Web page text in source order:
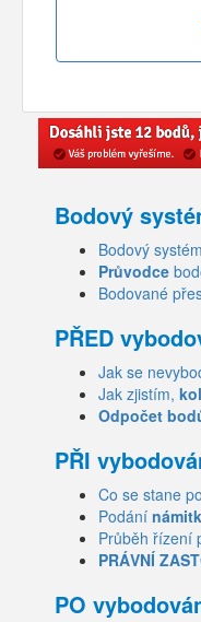
Bodový
Bodový
Průvodce
Bodované
PŘED
Jak se
Jak zjistím,
Odpočet
PŘI
Co se stane po
Podání
Průběh řízení
PRÁVNÍ
PO